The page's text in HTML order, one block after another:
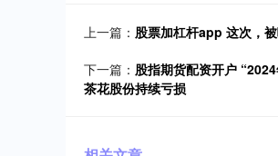
上一篇： 股票加杠杆app 这次，
下一篇： 股指期货配资开户
茶花股份持续亏损